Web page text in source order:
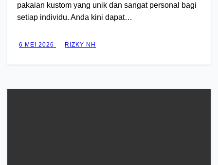
pakaian kustom yang unik dan sangat personal bagi
setiap individu. Anda kini dapat…
6 MEI 2026 RIZKY NH